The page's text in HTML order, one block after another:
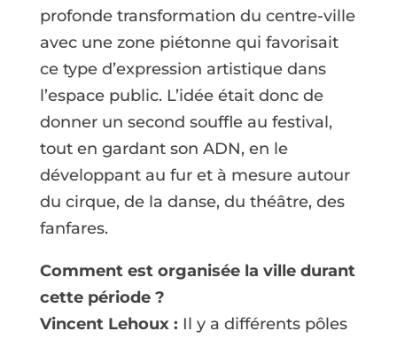
profonde transformation du centre-ville
avec une zone piétonne qui favorisait
ce type d’expression artistique dans
l’espace public. L’idée était donc de
donner un second souffle au festival,
tout en gardant son ADN, en le
développant au fur et à mesure autour
du cirque, de la danse, du théâtre, des
fanfares.
Comment est organisée la ville durant
cette période ?
Vincent Lehoux : Il y a différents pôles